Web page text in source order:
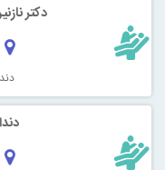
دکتر